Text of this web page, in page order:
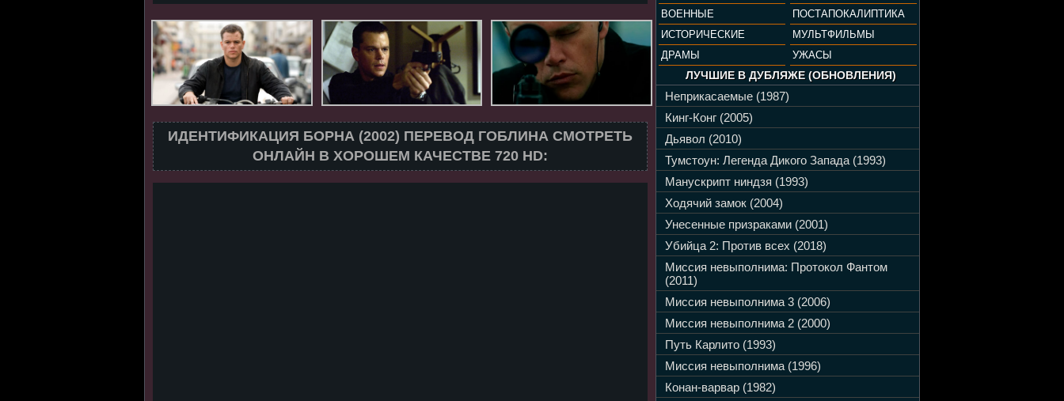
ВОЕННЫЕ
ПОСТАПОКАЛИПТИКА
ИСТОРИЧЕСКИЕ
МУЛЬТФИЛЬМЫ
ДРАМЫ
УЖАСЫ
ЛУЧШИЕ В ДУБЛЯЖЕ (ОБНОВЛЕНИЯ)
Неприкасаемые (1987)
Кинг-Конг (2005)
Дьявол (2010)
Тумстоун: Легенда Дикого Запада (1993)
Манускрипт ниндзя (1993)
Ходячий замок (2004)
Унесенные призраками (2001)
Убийца 2: Против всех (2018)
Миссия невыполнима: Протокол Фантом
(2011)
Миссия невыполнима 3 (2006)
Миссия невыполнима 2 (2000)
Путь Карлито (1993)
Миссия невыполнима (1996)
Конан-варвар (1982)
ИДЕНТИФИКАЦИЯ БОРНА (2002) ПЕРЕВОД ГОБЛИНА СМОТРЕТЬ
ОНЛАЙН В ХОРОШЕМ КАЧЕСТВЕ 720 HD: